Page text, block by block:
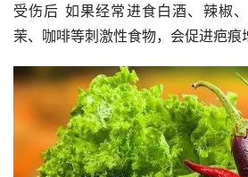
受伤后 如果经常进食白酒、辣椒
茉、咖啡等刺激性食物，会促进疤痕